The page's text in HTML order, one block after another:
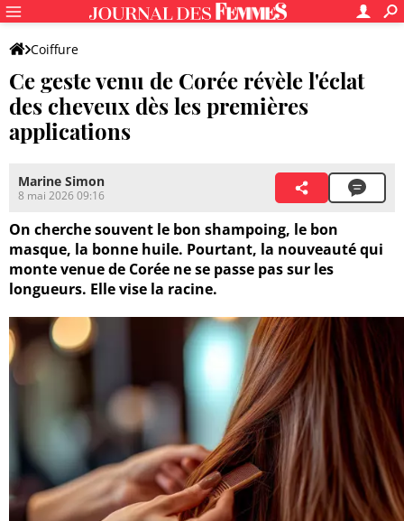
Coiffure
Ce geste venu de Corée révèle l'éclat
des cheveux dès les premières
applications
Marine Simon
8 mai 2026 09:16
On cherche souvent le bon shampoing, le bon
masque, la bonne huile. Pourtant, la nouveauté qui
monte venue de Corée ne se passe pas sur les
longueurs. Elle vise la racine.